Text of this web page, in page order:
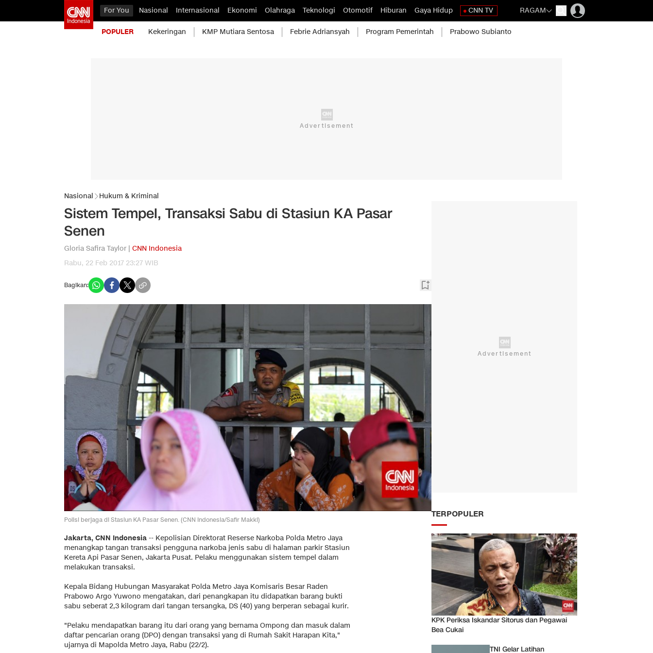
For You Nasional Internasional Ekonomi Olahraga Teknologi Otomotif Hiburan Gaya Hidup CNN TV RAGAM
POPULER Kekeringan KMP Mutiara Sentosa Febrie Adriansyah Program Pemerintah Prabowo Subianto
Nasional Hukum & Kriminal
Sistem Tempel, Transaksi Sabu di Stasiun KA Pasar
Senen
Gloria Safira Taylor | CNN Indonesia
Rabu, 22 Feb 2017 23:27 WIB
Bagikan:
Polisi berjaga di Stasiun KA Pasar Senen. (CNN Indonesia/Safir Makki)
Jakarta, CNN Indonesia -- Kepolisian Direktorat Reserse Narkoba Polda Metro Jaya
menangkap tangan transaksi pengguna narkoba jenis sabu di halaman parkir Stasiun
Kereta Api Pasar Senen, Jakarta Pusat. Pelaku menggunakan sistem tempel dalam
melakukan transaksi.
Kepala Bidang Hubungan Masyarakat Polda Metro Jaya Komisaris Besar Raden
Prabowo Argo Yuwono mengatakan, dari penangkapan itu didapatkan barang bukti
sabu seberat 2,3 kilogram dari tangan tersangka, DS (40) yang berperan sebagai kurir.
"Pelaku mendapatkan barang itu dari orang yang bernama Ompong dan masuk dalam
daftar pencarian orang (DPO) dengan transaksi yang di Rumah Sakit Harapan Kita,"
ujarnya di Mapolda Metro Jaya, Rabu (22/2).
TERPOPULER
KPK Periksa Iskandar Sitorus dan Pegawai
Bea Cukai
TNI Gelar Latihan